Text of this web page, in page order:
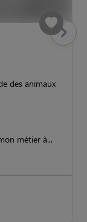
des animaux
métier à...
Suivant